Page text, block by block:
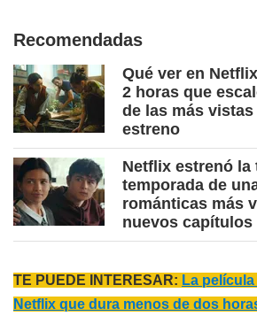
Recomendadas
Qué ver en
2 horas que
de las más
estreno
Netflix estrenó la
temporada de
románticas más
nuevos capítulos
TE PUEDE INTERESAR: La
Netflix que dura menos de dos